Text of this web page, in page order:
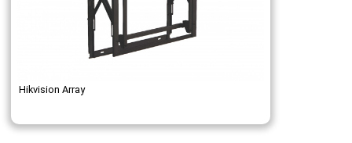
Hikvision Array